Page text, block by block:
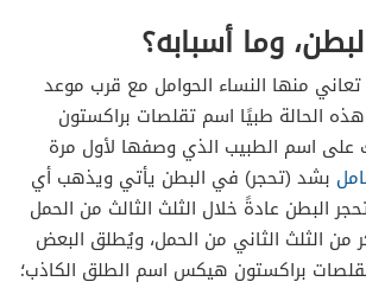
وما أسبابه؟
منها النساء الحوامل مع قرب موعد
الحالة طبيًا اسم تقلصات براكستون
اسم الطبيب الذي وصفها لأول مرة
بشد (تحجر) في البطن يأتي ويذهب أي
البطن عادةً خلال الثلث الثالث من الحمل
من الثلث الثاني من الحمل، ويُطلق البعض
براكستون هيكس اسم الطلق الكاذب؛